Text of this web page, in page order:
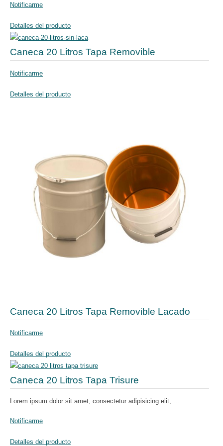
Notificarme
Detalles del producto
Caneca 20 Litros Tapa Removible
Notificarme
Detalles del producto
Caneca 20 Litros Tapa Removible Lacado
Notificarme
Detalles del producto
Caneca 20 Litros Tapa Trisure
Lorem ipsum dolor sit amet, consectetur adipisicing elit, ...
Notificarme
Detalles del producto